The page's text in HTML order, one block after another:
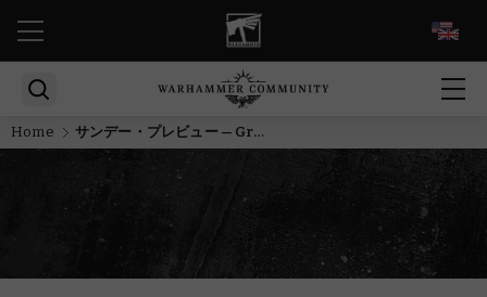
Home サンデー・プレビュー — Grand CathayがNan-Gauから進軍する